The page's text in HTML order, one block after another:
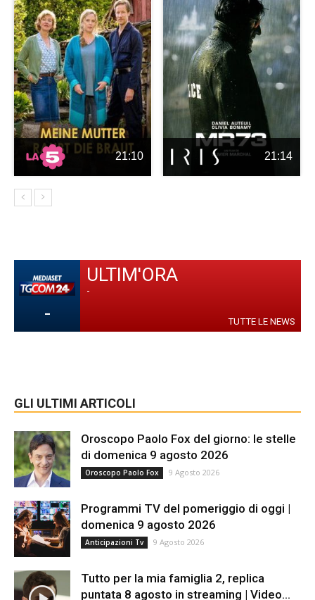
21:10 21:14
-
ULTIM'ORA
-
TUTTE LE NEWS
GLI ULTIMI ARTICOLI
Oroscopo Paolo Fox del giorno: le stelle
di domenica 9 agosto 2026
Oroscopo Paolo Fox 9 Agosto 2026
Programmi TV del pomeriggio di oggi |
domenica 9 agosto 2026
Anticipazioni Tv 9 Agosto 2026
Tutto per la mia famiglia 2, replica
puntata 8 agosto in streaming | Video...